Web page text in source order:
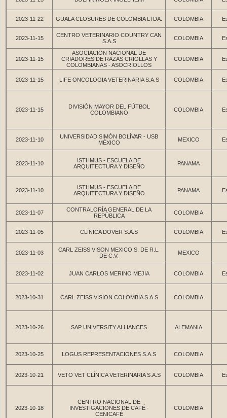
2023-11-22 GUALA CLOSURES DE COLOMBIA LTDA. COLOMBIA
2023-11-15
CENTRO VETERINARIO COUNTRY CAN
S.A.S
COLOMBIA
2023-11-15
ASOCIACION NACIONAL DE
CRIADORES DE RAZAS CRIOLLAS Y
COLOMBIANAS - ASOCRIOLLOS
COLOMBIA
2023-11-15 LIFE ONCOLOGIA VETERINARIA S.A.S COLOMBIA
2023-11-15
DIVISIÓN MAYOR DEL FÚTBOL
COLOMBIANO
COLOMBIA
2023-11-10
UNIVERSIDAD SIMÓN BOLÍVAR - USB
MÉXICO
MEXICO
2023-11-10
ISTHMUS - ESCUELA DE
ARQUITECTURA Y DISEÑO
PANAMA
2023-11-10
ISTHMUS - ESCUELA DE
ARQUITECTURA Y DISEÑO
PANAMA
2023-11-07
CONTRALORÍA GENERAL DE LA
REPÚBLICA
COLOMBIA
2023-11-05 CLINICA DOVER S.A.S COLOMBIA
2023-11-03
CARL ZEISS VISON MEXICO S. DE R.L.
DE C.V.
MEXICO
2023-11-02 JUAN CARLOS MERINO MEJIA COLOMBIA
2023-10-31 CARL ZEISS VISION COLOMBIA S.A.S COLOMBIA
2023-10-26 SAP UNIVERSITY ALLIANCES ALEMANIA
2023-10-25 LOGUS REPRESENTACIONES S.A.S COLOMBIA
2023-10-21 VETO VET CLÍNICA VETERINARIA S.A.S COLOMBIA
2023-10-18
CENTRO NACIONAL DE
INVESTIGACIONES DE CAFÉ -
CENICAFÉ
COLOMBIA